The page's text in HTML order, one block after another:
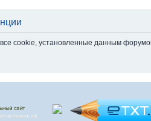
cookie, установленные данным